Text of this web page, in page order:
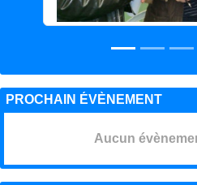
PROCHAIN ÉVÈNEMENT
Aucun